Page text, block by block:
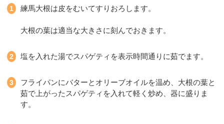
練馬大根は皮をむいてすりおろします。
大根の葉は適当な大きさに刻んでおきます。
塩を入れた湯でスパゲティを表示時間通りに茹でます。
フライパンにバターとオリーブオイルを温め、大根の葉と
茹で上がったスパゲティを入れて軽く炒め、器に盛りま
す。